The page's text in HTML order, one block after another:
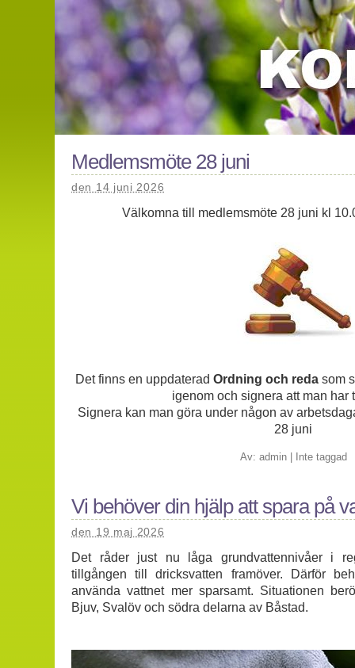
Medlemsmöte 28 juni
den 14 juni 2026
Välkomna till medlemsmöte 28 juni kl
Det finns en uppdaterad Ordning och redasom
igenom och signera att man har
Signera kan man göra under någon av
28 juni
Av: admin| Inte taggad
Vi behöver din hjälp att spara på
den 19 maj 2026
Det råder just nu låga grundvattennivåer i
tillgången till dricksvatten framöver. Därför
använda vattnet mer sparsamt. Situationen
Bjuv, Svalöv och södra delarna av Båstad.